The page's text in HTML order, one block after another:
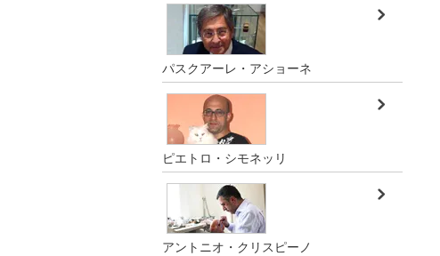
パスクアーレ・アショーネ
ピエトロ・シモネッリ
アントニオ・クリスピーノ